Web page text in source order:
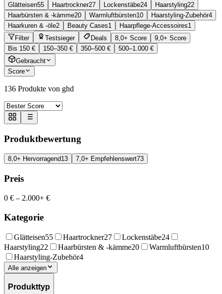
Glätteisen55 Haartrockner27 Lockenstäbe24 Haarstyling22
Haarbürsten & -kämme20 Warmluftbürsten10 Haarstyling-Zubehör4
Haarkuren & -öle2 Beauty Cases1 Haarpflege-Accessoires1
Filter
Testsieger Deals 8,0+ Score
9,0+ Score
Bis 150 €
150–350 € 350–500 €
500–1.000 €
Gebraucht
Score
136 Produkte von ghd
Produktbewertung
8,0+ Hervorragend13 7,0+ Empfehlenswert73
Preis
0 € – 2.000+ €
Kategorie
Glätteisen55 Haartrockner27 Lockenstäbe24
Haarstyling22 Haarbürsten & -kämme20 Warmluftbürsten10
Haarstyling-Zubehör4
Alle anzeigen
Produkttyp